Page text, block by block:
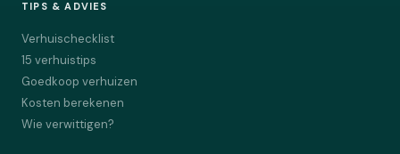
TIPS & ADVIES
Verhuischecklist
15 verhuistips
Goedkoop verhuizen
Kosten berekenen
Wie verwittigen?